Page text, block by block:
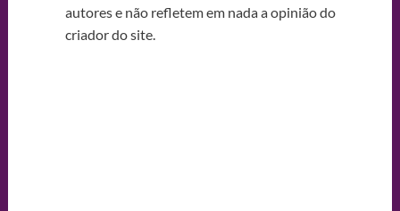
autores e não refletem em nada a opinião do
criador do site.